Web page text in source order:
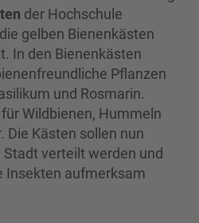
der Hochschule
gelben Bienenkästen
In den Bienenkästen
Pflanzen
und Rosmarin.
Wildbienen, Hummeln
Die Kästen sollen nun
verteilt werden und
Insekten aufmerksam